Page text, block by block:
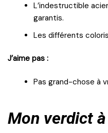
L’indestructible
garantis.
Les différents
J’aime pas :
Pas grand-chose à
Mon verdict